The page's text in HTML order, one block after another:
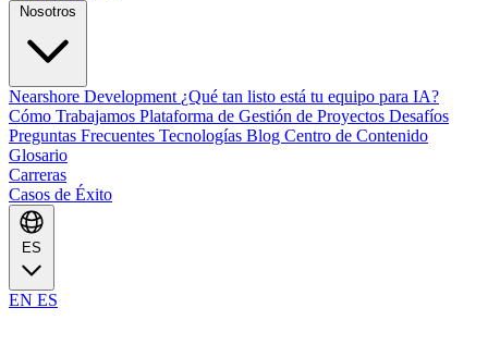
Nearshore Development ¿Qué tan listo está tu equipo para IA?
Cómo Trabajamos Plataforma de Gestión de Proyectos Desafíos
Preguntas Frecuentes Tecnologías Blog Centro de Contenido
Glosario
Carreras
Casos de Éxito
EN ES